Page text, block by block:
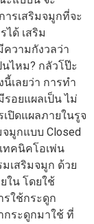
ารเสริมจมูกที่จะ
ด้ เสริม
ความกังวลว่า
ไหม? กลัวโป๊ะ
เลยว่า การทำ
อยแผลเป็น ไม่
ปิดแผลภายในรูจ
มูกแบบ Closed
ทคนิคโอเพ่น
มเสริมจมูก ด้วย
ใน โดยใช้
ใช้กระดูก
กระดูกมาใช้ ที่